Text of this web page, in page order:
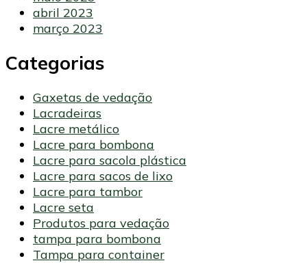
abril 2023
março 2023
Categorias
Gaxetas de vedação
Lacradeiras
Lacre metálico
Lacre para bombona
Lacre para sacola plástica
Lacre para sacos de lixo
Lacre para tambor
Lacre seta
Produtos para vedação
tampa para bombona
Tampa para container